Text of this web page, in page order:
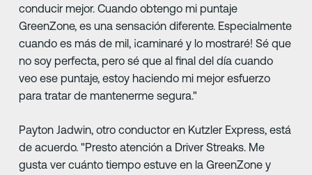
conducir mejor. Cuando obtengo mi puntaje
GreenZone, es una sensación diferente. Especialmente
cuando es más de mil, ¡caminaré y lo mostraré! Sé que
no soy perfecta, pero sé que al final del día cuando
veo ese puntaje, estoy haciendo mi mejor esfuerzo
para tratar de mantenerme segura."
Payton Jadwin, otro conductor en Kutzler Express, está
de acuerdo. "Presto atención a Driver Streaks. Me
gusta ver cuánto tiempo estuve en la GreenZone y